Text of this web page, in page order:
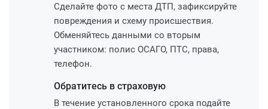
Сделайте фото с места ДТП, зафиксируйте
повреждения и схему происшествия.
Обменяйтесь данными со вторым
участником: полис ОСАГО, ПТС, права,
телефон.
Обратитесь в страховую
В течение установленного срока подайте